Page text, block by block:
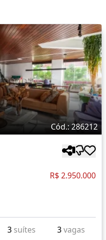
Cód.: 286212
R$ 2.950.000
3 suítes 3vagas